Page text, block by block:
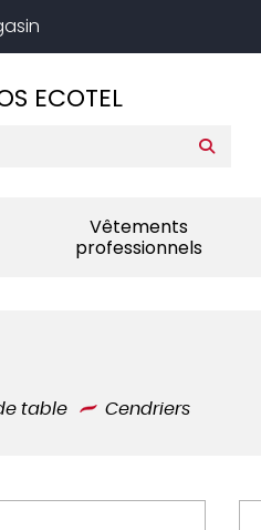
ECOTEL
Vêtements
professionnels
table Cendriers